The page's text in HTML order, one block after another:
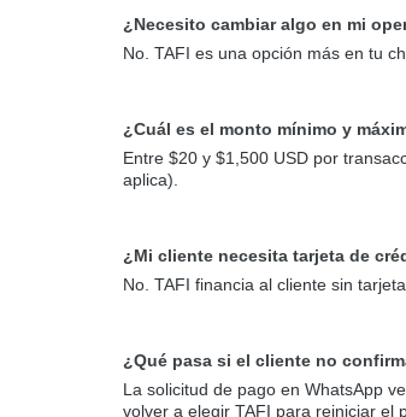
¿Necesito cambiar algo en mi
No. TAFI es una opción más en tu
¿Cuál es el monto mínimo y
Entre $20 y $1,500 USD por
aplica).
¿Mi cliente necesita tarjeta de
No. TAFI financia al cliente sin
¿Qué pasa si el cliente no
La solicitud de pago en WhatsApp
volver a elegir TAFI para reiniciar el